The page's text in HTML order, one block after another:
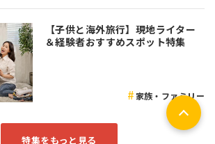
【子供と海外旅行】現地ライター
＆経験者おすすめスポット特集
家族・ファミリー
特集をもっと見る